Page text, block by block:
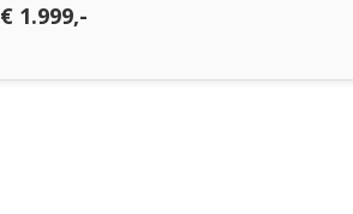
€ 1.999,-